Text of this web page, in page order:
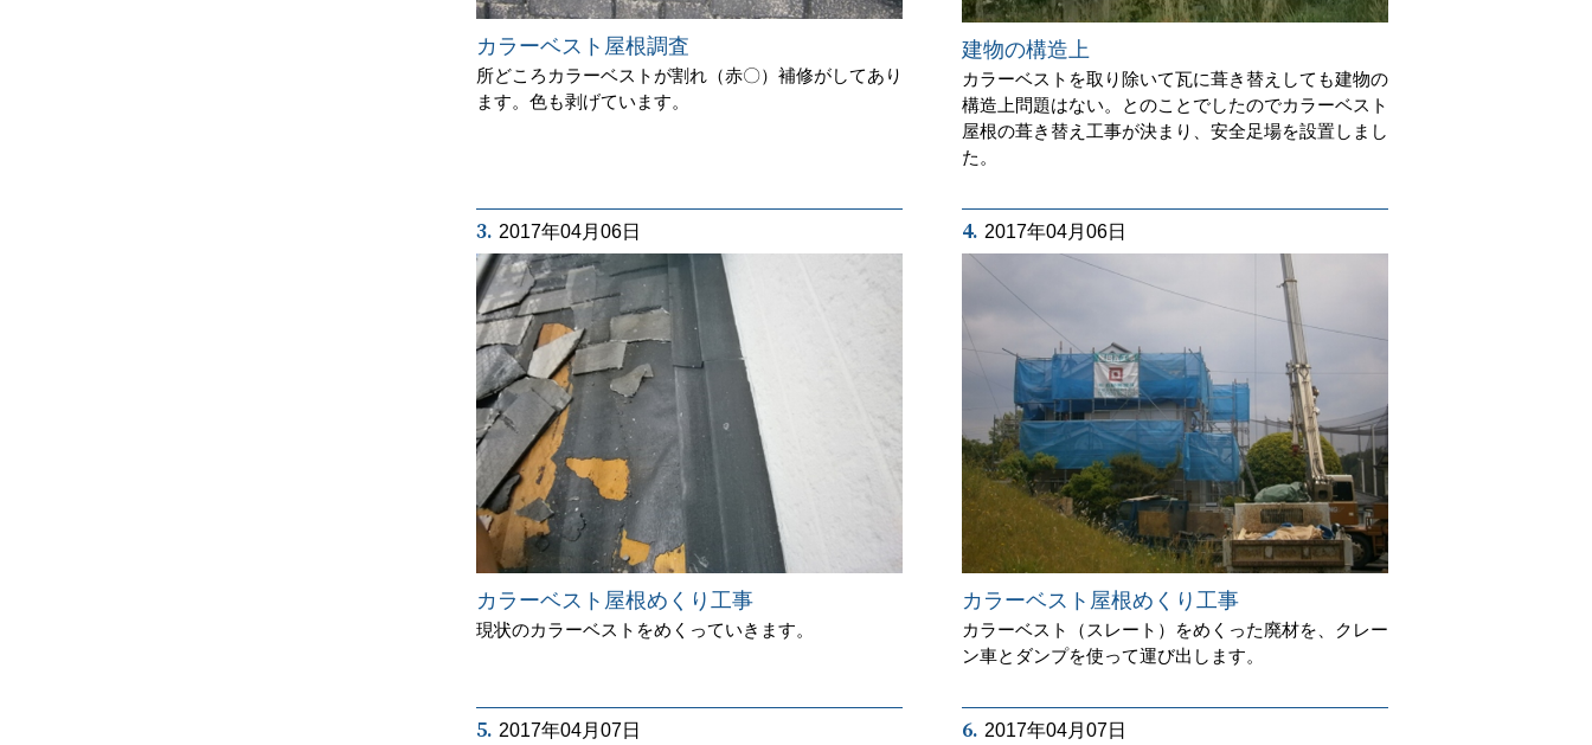
カラーベスト屋根調査
所どころカラーベストが割れ（赤〇）補修がしてあり
ます。色も剥げています。
建物の構造上
カラーベストを取り除いて瓦に葺き替えしても建物の
構造上問題はない。とのことでしたのでカラーベスト
屋根の葺き替え工事が決まり、安全足場を設置しまし
た。
3. 2017年04月06日
カラーベスト屋根めくり工事
現状のカラーベストをめくっていきます。
4. 2017年04月06日
カラーベスト屋根めくり工事
カラーベスト（スレート）をめくった廃材を、クレー
ン車とダンプを使って運び出します。
5. 2017年04月07日 6. 2017年04月07日